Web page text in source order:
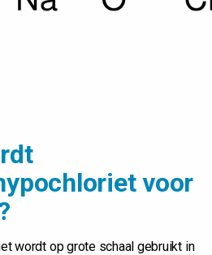
voor
wordt op grote schaal gebruikt in